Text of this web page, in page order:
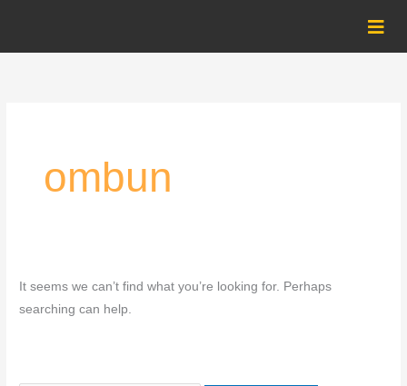
content
ombun
It seems we can’t find what you’re looking for. Perhaps
searching can help.